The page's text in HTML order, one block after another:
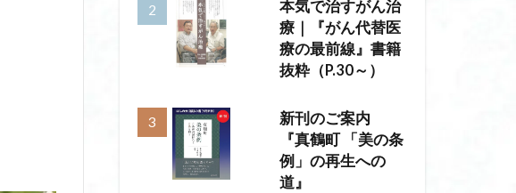
本気で治すがん治
療｜『がん代替医
療の最前線』書籍
抜粋（P.30～）
新刊のご案内
『真鶴町 「美の条
例」の再生への
道』